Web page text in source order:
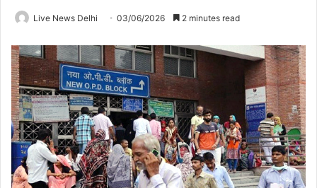
Live News Delhi 03/06/2026 2 minutes read